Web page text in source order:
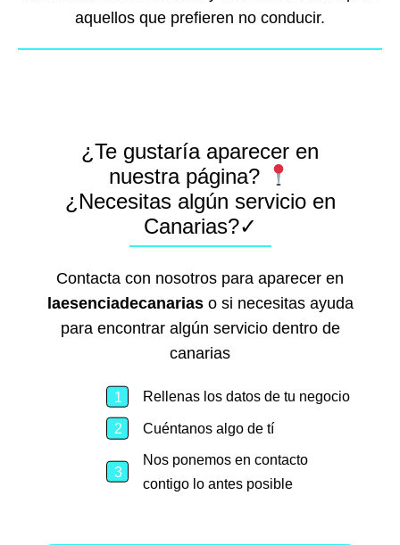
aquellos que prefieren no conducir.
¿Te gustaría aparecer en
nuestra página?
¿Necesitas algún servicio en
Canarias?✓
Contacta con nosotros para aparecer en
laesenciadecanariaso si necesitas ayuda
para encontrar algún servicio dentro de
canarias
Rellenas los datos de tu negocio
Cuéntanos algo de tí
Nos ponemos en contacto
contigo lo antes posible